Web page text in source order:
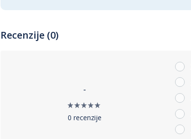
Recenzije (0)
-
0 recenzije